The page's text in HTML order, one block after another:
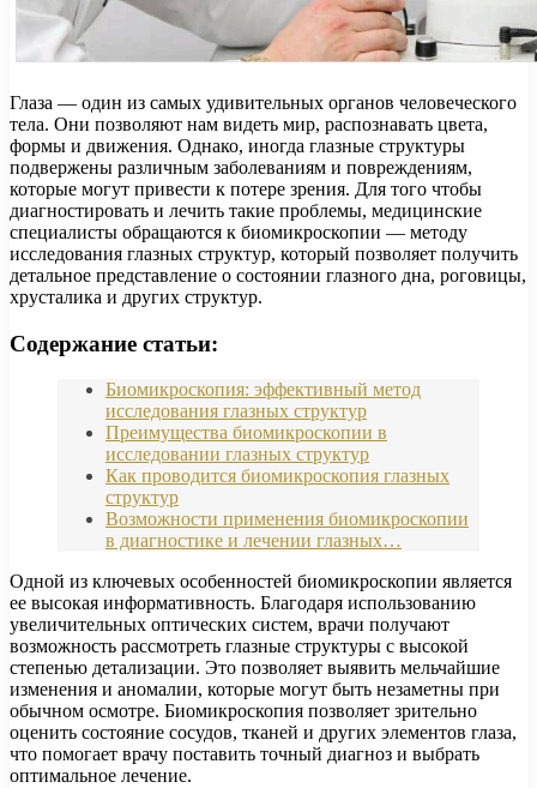
Глаза — один из самых удивительных органов человеческого
тела. Они позволяют нам видеть мир, распознавать цвета,
формы и движения. Однако, иногда глазные структуры
подвержены различным заболеваниям и повреждениям,
которые могут привести к потере зрения. Для того чтобы
диагностировать и лечить такие проблемы, медицинские
специалисты обращаются к биомикроскопии — методу
исследования глазных структур, который позволяет получить
детальное представление о состоянии глазного дна, роговицы,
хрусталика и других структур.
Содержание статьи:
Биомикроскопия: эффективный метод
исследования глазных структур
Преимущества биомикроскопии в
исследовании глазных структур
Как проводится биомикроскопия глазных
структур
Возможности применения биомикроскопии
в диагностике и лечении глазных…
Одной из ключевых особенностей биомикроскопии является
ее высокая информативность. Благодаря использованию
увеличительных оптических систем, врачи получают
возможность рассмотреть глазные структуры с высокой
степенью детализации. Это позволяет выявить мельчайшие
изменения и аномалии, которые могут быть незаметны при
обычном осмотре. Биомикроскопия позволяет зрительно
оценить состояние сосудов, тканей и других элементов глаза,
что помогает врачу поставить точный диагноз и выбрать
оптимальное лечение.